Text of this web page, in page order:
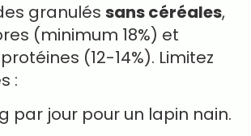
granulés sans céréales,
(minimum 18%) et
(12-14%). Limitez
:
par jour pour un lapin nain.